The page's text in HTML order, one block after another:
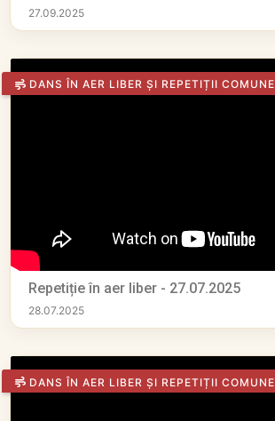
27.09.2025
DANS ÎN AER LIBER ȘI REPETIȚII COMUNE
Repetiție în aer liber - 27.07.2025
28.07.2025
DANS ÎN AER LIBER ȘI REPETIȚII COMUNE